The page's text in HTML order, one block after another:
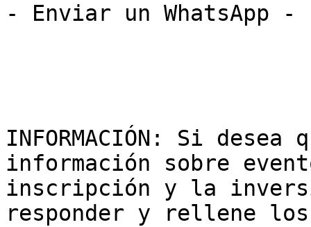
- Enviar un WhatsApp -
INFORMACIÓN: Si
información sobre
inscripción y la
responder y rellene